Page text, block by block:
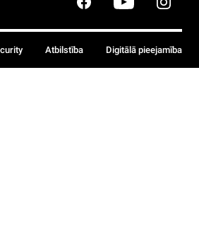
Atbilstība Digitālā pieejamība